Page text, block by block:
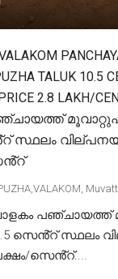
TALUK 10.5
2.8 LAKH/
സ്ഥലം
പഞ്ചായത്ത്
സെൻ്റ് സ്ഥലം
സെൻ്റ്....